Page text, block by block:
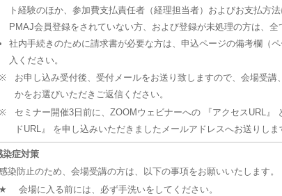
ト経験のほか、参加費支払責任者（経理担当者）およびお支払方
PMAJ会員登録をされていない方、および登録が未処理の方は、全
社内手続きのために請求書が必要な方は、申込ページの備考欄（
入ください。
お申し込み受付後、受付メールをお送り致しますので、会場受講
かをお選びいただきご返信ください。
セミナー開催3日前に、ZOOMウェビナーへの 『アクセスURL』
ドURL』 を申し込みいただきましたメールアドレスへお送りしま
症対策
染防止のため、会場受講の方は、以下の事項をお願いいたします。
会場に入る前には、必ず手洗いをしてください。